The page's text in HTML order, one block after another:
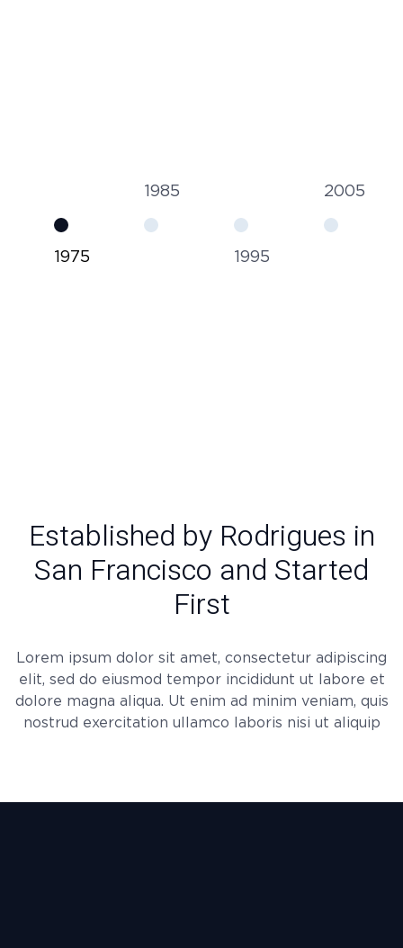
1985 2005
1975 1995
Established by Rodrigues in
San Francisco and Started
First
Lorem ipsum dolor sit amet, consectetur adipiscing
elit, sed do eiusmod tempor incididunt ut labore et
dolore magna aliqua. Ut enim ad minim veniam, quis
nostrud exercitation ullamco laboris nisi ut aliquip